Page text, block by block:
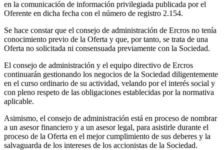
en la comunicación de información privilegiada publicada por el
Oferente en dicha fecha con el número de registro 2.154.
Se hace constar que el consejo de administración de Ercros no tenía
conocimiento previo de la Oferta y que, por tanto, se trata de una
Oferta no solicitada ni consensuada previamente con la Sociedad.
El consejo de administración y el equipo directivo de Ercros
continuarán gestionando los negocios de la Sociedad diligentemente
en el curso ordinario de su actividad, velando por el interés social y
con pleno respeto de las obligaciones establecidas por la normativa
aplicable.
Asimismo, el consejo de administración está en proceso de nombrar
a un asesor financiero y a un asesor legal, para asistirle durante el
proceso de la Oferta en el mejor cumplimiento de sus deberes y la
salvaguarda de los intereses de los accionistas de la Sociedad.